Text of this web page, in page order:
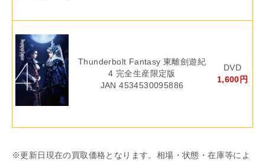
Thunderbolt Fantasy 東離劍遊紀
4 完全生産限定版
JAN 4534530095886
DVD
1,600円
※更新日現在の買取価格となります。相場・状態・在庫等によ